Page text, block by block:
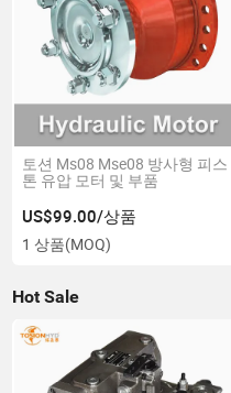
토션 Ms08 Mse08 방사형 피스
톤 유압 모터 및 부품
US$99.00/상품
1 상품(MOQ)
Hot Sale